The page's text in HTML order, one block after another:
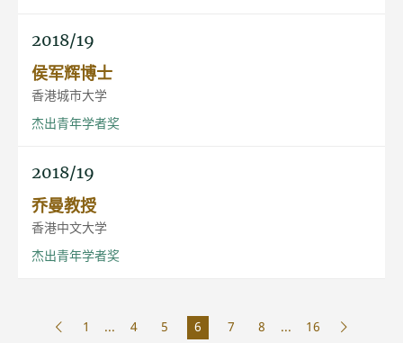
2018/19
侯军辉博士
香港城市大学
杰出青年学者奖
2018/19
乔曼教授
香港中文大学
杰出青年学者奖
1 ... 4 5 6 7 8 ... 16